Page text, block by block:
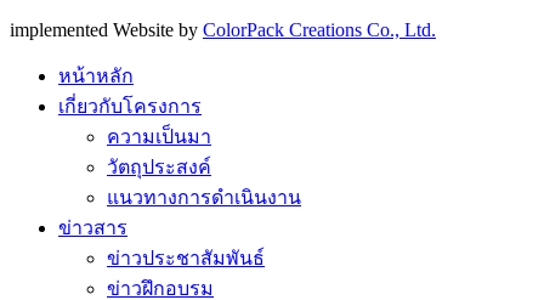
implemented Website by ColorPack Creations Co., Ltd.
หน้าหลัก
เกี่ยวกับโครงการ
ความเป็นมา
วัตถุประสงค์
แนวทางการดำเนินงาน
ข่าวสาร
ข่าวประชาสัมพันธ์
ข่าวฝึกอบรม